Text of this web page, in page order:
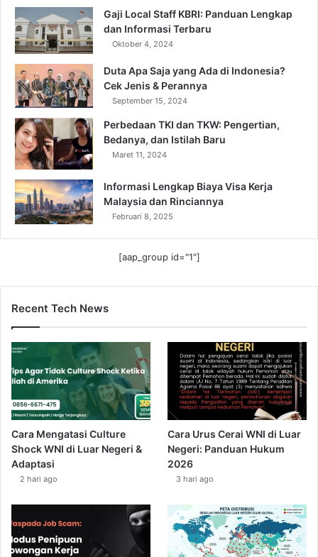
Gaji Local Staff KBRI: Panduan Lengkap
dan Informasi Terbaru
Oktober 4, 2024
Duta Apa Saja yang Ada di Indonesia?
Cek Jenis & Perannya
September 15, 2024
Perbedaan TKI dan TKW: Pengertian,
Bedanya, dan Istilah Baru
Maret 11, 2024
Informasi Lengkap Biaya Visa Kerja
Malaysia dan Rinciannya
Februari 8, 2025
[aap_group id="1"]
Recent Tech News
Cara Mengatasi Culture
Shock WNI di Luar Negeri &
Adaptasi
2 hari ago
Cara Urus Cerai WNI di Luar
Negeri: Panduan Hukum
2026
3 hari ago